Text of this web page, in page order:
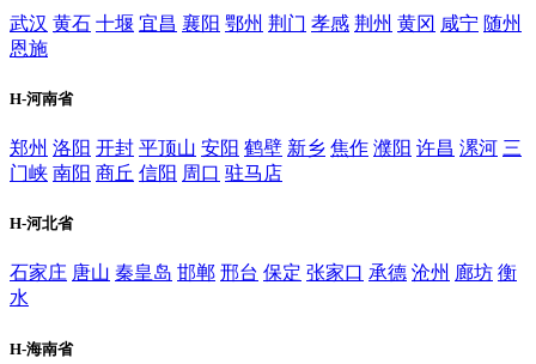
武汉 黄石 十堰 宜昌 襄阳 鄂州 荆门 孝感 荆州 黄冈 咸宁 随州
恩施
H-河南省
郑州 洛阳 开封 平顶山 安阳 鹤壁 新乡 焦作 濮阳 许昌 漯河 三
门峡 南阳 商丘 信阳 周口 驻马店
H-河北省
石家庄 唐山 秦皇岛 邯郸 邢台 保定 张家口 承德 沧州 廊坊 衡
水
H-海南省